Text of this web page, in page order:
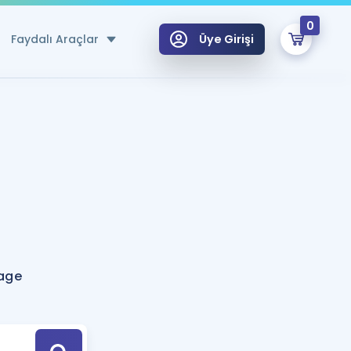
Faydalı Araçlar
Hesaplama Aracı
için Öneriler
Tek Takvimde
Üye Girişi
0
Hoca ile seni sınava hazırlayacak onlarca eğitim seni bekliyor!